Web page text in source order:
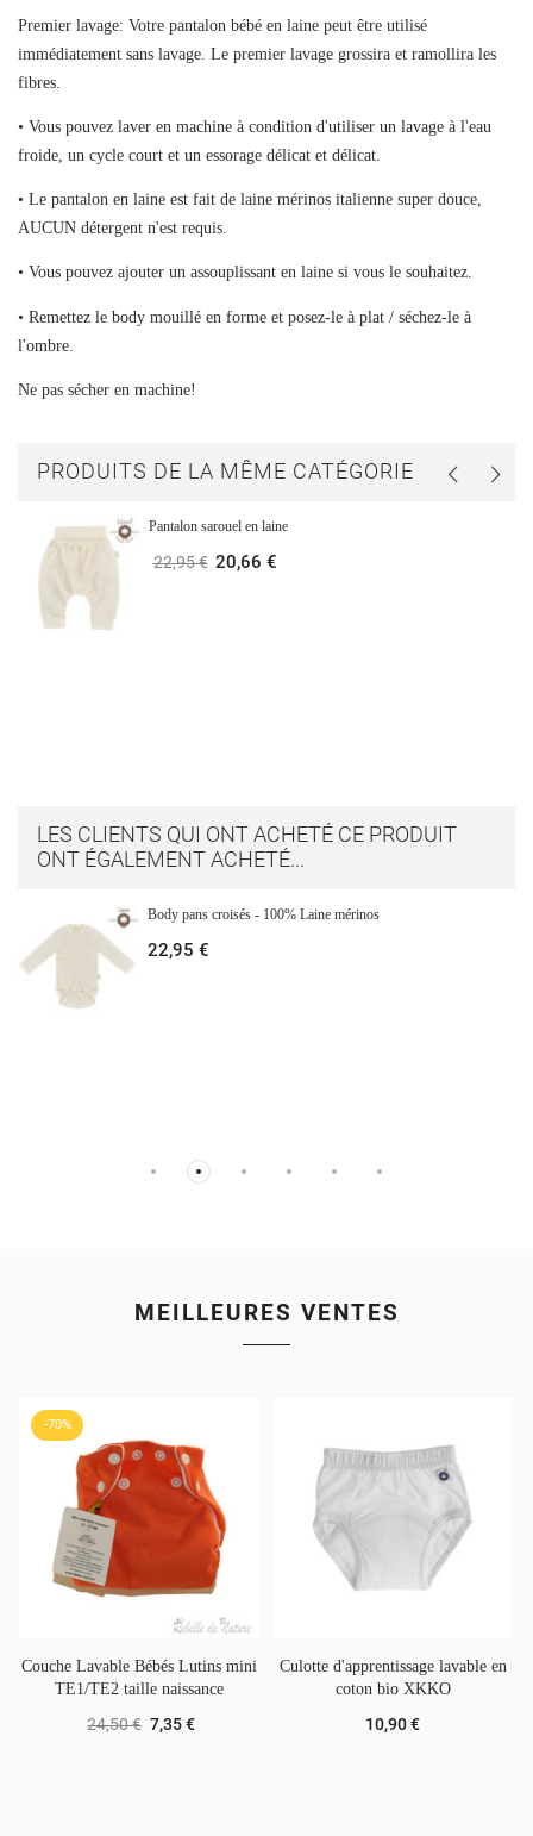
Premier lavage: Votre pantalon bébé en laine peut être utilisé
immédiatement sans lavage. Le premier lavage grossira et ramollira les
fibres.
• Vous pouvez laver en machine à condition d'utiliser un lavage à l'eau
froide, un cycle court et un essorage délicat et délicat.
• Le pantalon en laine est fait de laine mérinos italienne super douce,
AUCUN détergent n'est requis.
• Vous pouvez ajouter un assouplissant en laine si vous le souhaitez.
• Remettez le body mouillé en forme et posez-le à plat / séchez-le à
l'ombre.
Ne pas sécher en machine!
PRODUITS DE LA MÊME CATÉGORIE
Pantalon sarouel en laine
22,95 € 20,66 €
LES CLIENTS QUI ONT ACHETÉ CE PRODUIT
ONT ÉGALEMENT ACHETÉ...
Body pans croisés - 100% Laine mérinos
22,95 €
MEILLEURES VENTES
-70%
Couche Lavable Bébés Lutins mini
TE1/TE2 taille naissance
24,50 € 7,35 €
Culotte d'apprentissage lavable en
coton bio XKKO
10,90 €
Ajouter à ma liste d'envies
Créer une liste d'envies
Nom de la liste d'envies
Connexion
d'envies.